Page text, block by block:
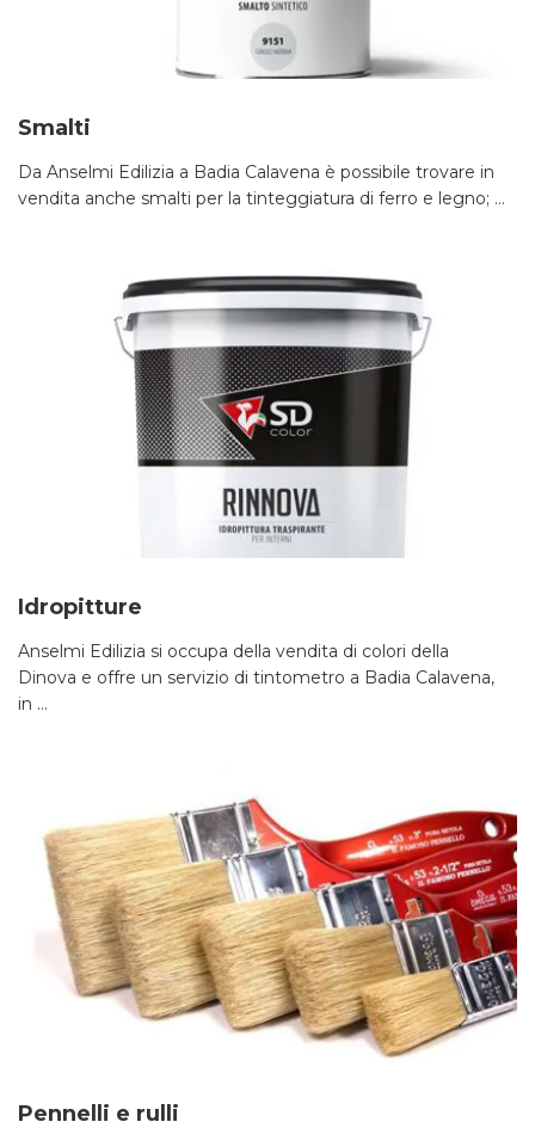
Smalti
Da Anselmi Edilizia a Badia Calavena è possibile trovare in
vendita anche smalti per la tinteggiatura di ferro e legno; ...
Idropitture
Anselmi Edilizia si occupa della vendita di colori della
Dinova e offre un servizio di tintometro a Badia Calavena,
in ...
Pennelli e rulli